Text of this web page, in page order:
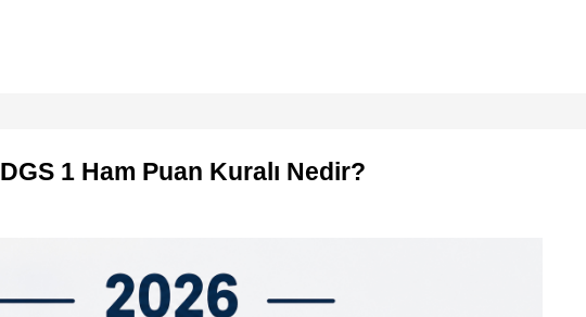
DGS 1 Ham Puan Kuralı Nedir?